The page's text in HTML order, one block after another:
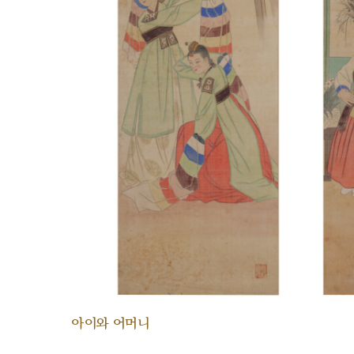
아이와 어머니